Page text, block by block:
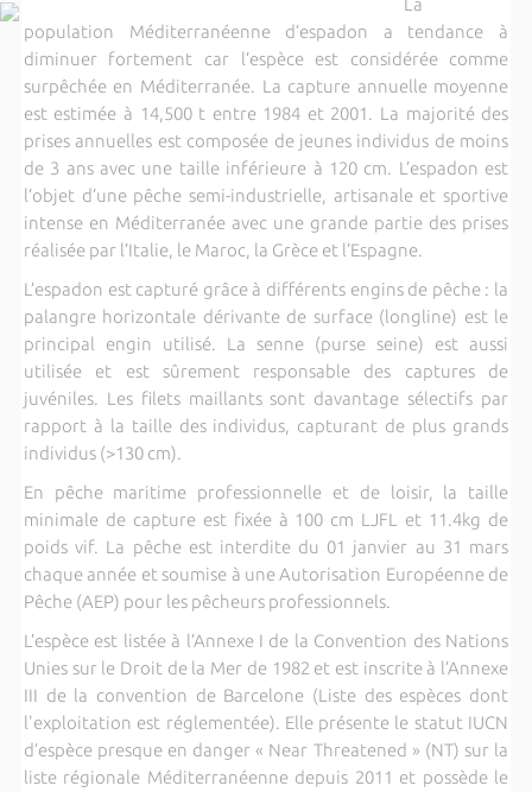
population Méditerranéenne d’espadon a tendance à
diminuer fortement car l’espèce est considérée comme
surpêchée en Méditerranée. La capture annuelle moyenne
est estimée à 14,500 t entre 1984 et 2001. La majorité des
prises annuelles est composée de jeunes individus de moins
de 3 ans avec une taille inférieure à 120 cm. L’espadon est
l’objet d’une pêche semi-industrielle, artisanale et sportive
intense en Méditerranée avec une grande partie des prises
réalisée par l’Italie, le Maroc, la Grèce et l’Espagne.
L’espadon est capturé grâce à différents engins de pêche : la
palangre horizontale dérivante de surface (longline) est le
principal engin utilisé. La senne (purse seine) est aussi
utilisée et est sûrement responsable des captures de
juvéniles. Les filets maillants sont davantage sélectifs par
rapport à la taille des individus, capturant de plus grands
individus (>130 cm).
En pêche maritime professionnelle et de loisir, la taille
minimale de capture est fixée à 100 cm LJFL et 11.4kg de
poids vif. La pêche est interdite du 01 janvier au 31 mars
chaque année et soumise à une Autorisation Européenne de
Pêche (AEP) pour les pêcheurs professionnels.
L’espèce est listée à l’Annexe I de la Convention des Nations
Unies sur le Droit de la Mer de 1982 et est inscrite à l’Annexe
III de la convention de Barcelone (Liste des espèces dont
l'exploitation est réglementée). Elle présente le statut IUCN
d’espèce presque en danger « Near Threatened » (NT) sur la
liste régionale Méditerranéenne depuis 2011 et possède le